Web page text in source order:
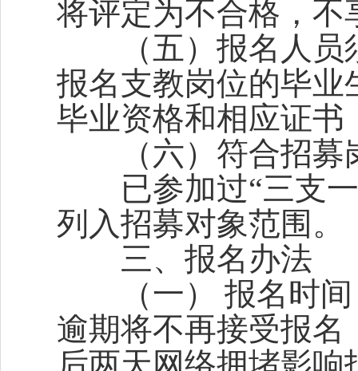
将评定为不合格，不
（五）报名人员须
报名支教岗位的毕业
毕业资格和相应证书
（六）符合招募
已参加过“三支一
列入招募对象范围。
三、报名办法
（一） 报名时间：
逾期将不再接受报